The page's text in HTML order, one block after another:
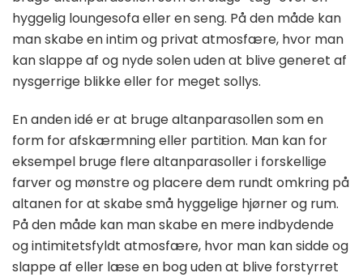
hyggelig loungesofa eller en seng. På den måde kan
man skabe en intim og privat atmosfære, hvor man
kan slappe af og nyde solen uden at blive generet af
nysgerrige blikke eller for meget sollys.
En anden idé er at bruge altanparasollen som en
form for afskærmning eller partition. Man kan for
eksempel bruge flere altanparasoller i forskellige
farver og mønstre og placere dem rundt omkring på
altanen for at skabe små hyggelige hjørner og rum.
På den måde kan man skabe en mere indbydende
og intimitetsfyldt atmosfære, hvor man kan sidde og
slappe af eller læse en bog uden at blive forstyrret